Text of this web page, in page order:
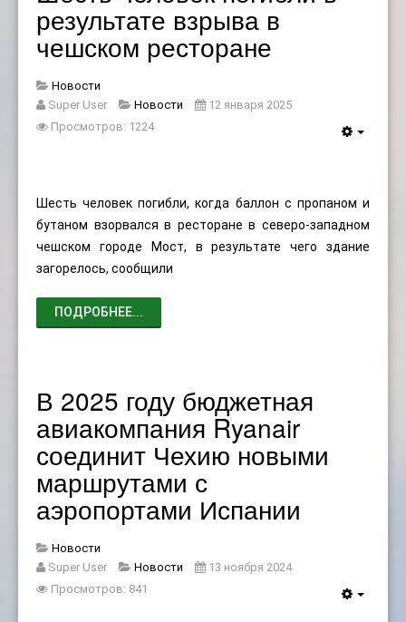
результате взрыва в
чешском ресторане
Новости
Super User
Новости
12 января 2025
Просмотров: 1224
Шесть человек погибли, когда баллон с пропаном и
бутаном взорвался в ресторане в северо-западном
чешском городе Мост, в результате чего здание
загорелось, сообщили
ПОДРОБНЕЕ...
В 2025 году бюджетная
авиакомпания Ryanair
соединит Чехию новыми
маршрутами с
аэропортами Испании
Новости
Super User
Новости
13 ноября 2024
Просмотров: 841